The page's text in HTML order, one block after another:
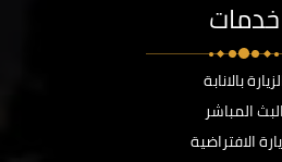
خدمات
بالانابة
البث المباشر
الافتراضية